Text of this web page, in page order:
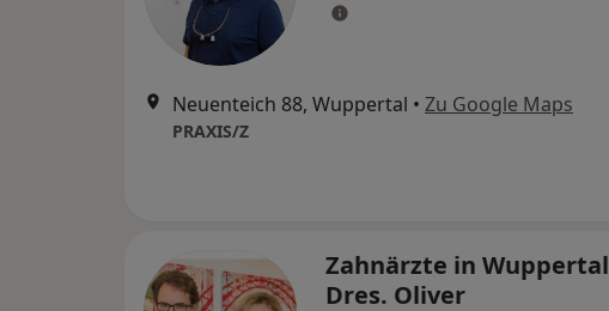
Neuenteich 88, Wuppertal • Zu Google Maps
PRAXIS/Z
Zahnärzte in Wuppertal
Dres. Oliver